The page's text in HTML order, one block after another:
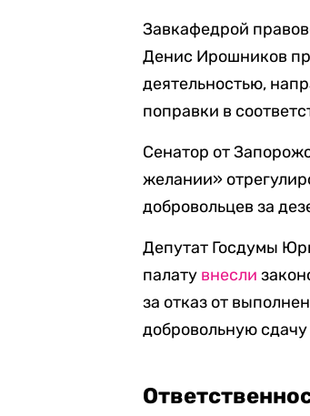
Завкафедрой
Денис Ирошников
деятельностью,
поправки в
Сенатор от
желании»
добровольцев за
Депутат Госдумы
палату внесли
за отказ от
добровольную